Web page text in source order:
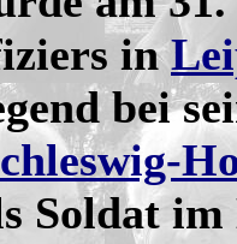
in
bei
Soldat